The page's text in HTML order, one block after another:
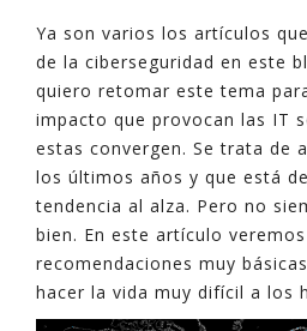
Ya son varios los artículos
de la ciberseguridad en este
quiero retomar este tema
impacto que provocan las IT
estas convergen. Se trata de
los últimos años y que está
tendencia al alza. Pero no
bien. En este artículo
recomendaciones muy
hacer la vida muy difícil a los